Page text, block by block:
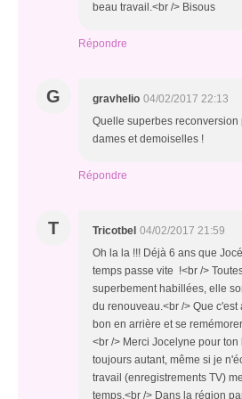
beau travail.<br /> Bisous
Répondre
G gravhelio 04/02/2017 22:13
Quelle superbes reconversion
dames et demoiselles !
Répondre
T Tricotbel 04/02/2017 21:59
Oh la la !!! Déjà 6 ans que
temps passe vite !<br />
superbement habillées, elle
du renouveau.<br /> Que
bon en arrière et se
<br /> Merci Jocelyne pour
toujours autant, même si je
travail (enregistrements TV)
temps.<br /> Dans la région